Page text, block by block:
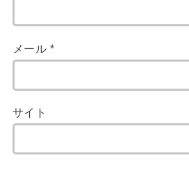
メール *
サイト